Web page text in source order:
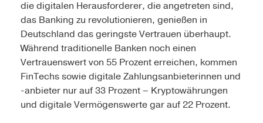
die digitalen Herausforderer, die angetreten sind,
das Banking zu revolutionieren, genießen in
Deutschland das geringste Vertrauen überhaupt.
Während traditionelle Banken noch einen
Vertrauenswert von 55 Prozent erreichen, kommen
FinTechs sowie digitale Zahlungsanbieterinnen und
-anbieter nur auf 33 Prozent – Kryptowährungen
und digitale Vermögenswerte gar auf 22 Prozent.